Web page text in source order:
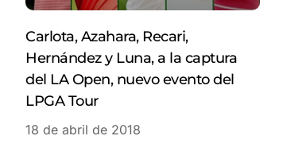
Carlota, Azahara, Recari,
Hernández y Luna, a la captura
del LA Open, nuevo evento del
LPGA Tour
18 de abril de 2018